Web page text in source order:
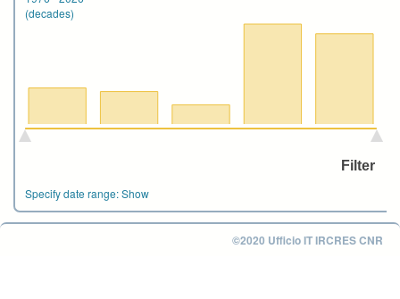
(decades)
Specify date range:Show
©2020 Ufficio IT IRCRES CNR